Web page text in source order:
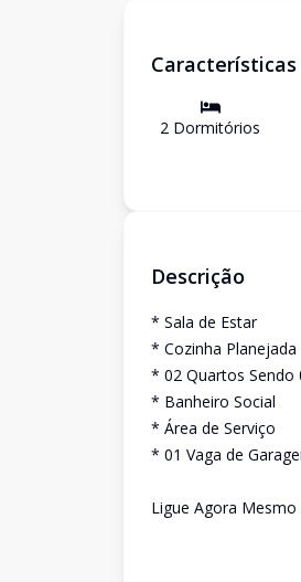
Características
2 Dormitórios
Descrição
* Sala de Estar
* Cozinha Planejada
* 02 Quartos Sendo
* Banheiro Social
* Área de Serviço
* 01 Vaga de
Ligue Agora Mesmo